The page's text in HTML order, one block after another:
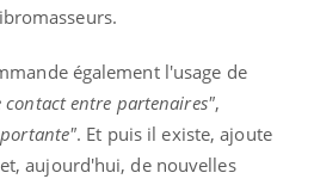
également l'usage de
entre partenaires",
. Et puis il existe, ajoute
aujourd'hui, de nouvelles